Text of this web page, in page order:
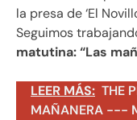
la presa de ‘El
Seguimos
matutina: “Las
LEER MÁS: THE
MAÑANERA ---